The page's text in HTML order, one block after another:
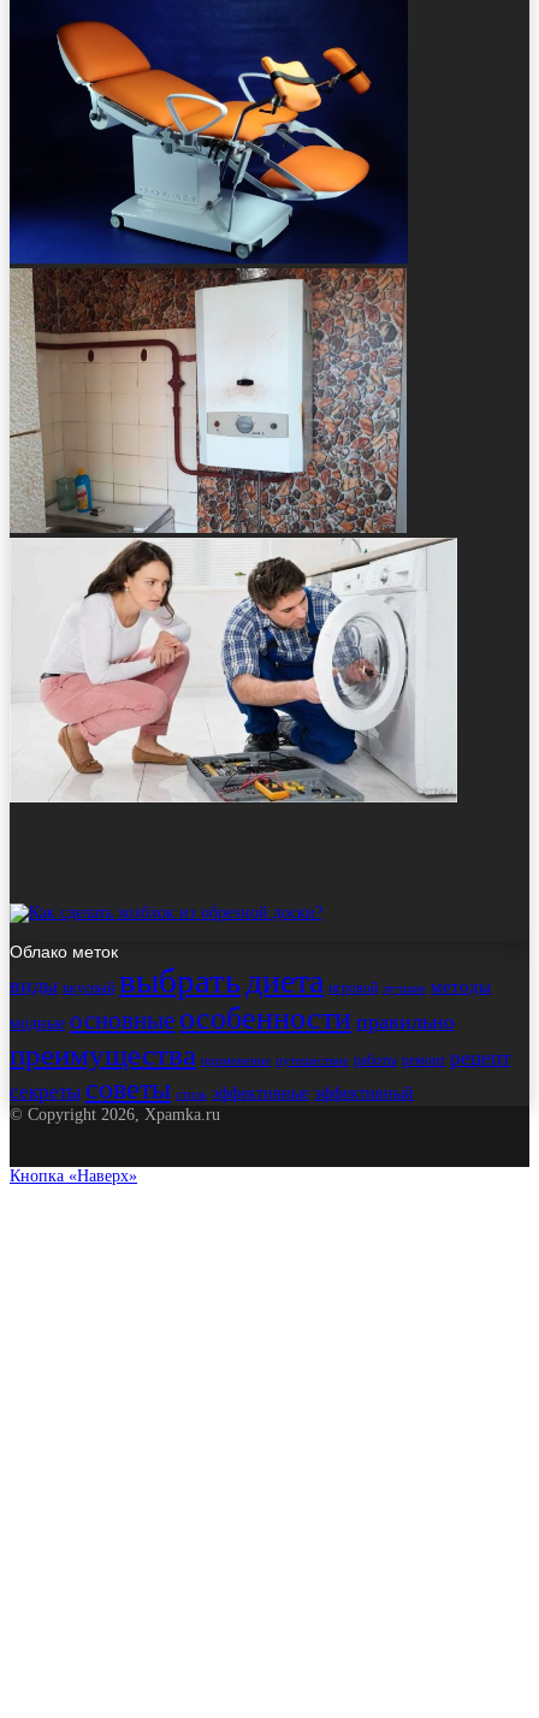
Облако меток
виды вкусный выбратьдиета игровой лучшие методы
модные основные особенности правильно
преимущества применение путешествие работы ремонт рецепт
секреты советы стиль эффективные эффективный
© Copyright 2026, Xpamka.ru
Кнопка «Наверх»